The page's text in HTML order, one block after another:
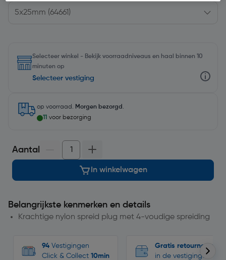
Selecteer winkel - Bekijk voorraadniveaus en haal binnen 10
minuten op
Selecteer vestiging
op voorraad. Morgen bezorgd .
11 voor bezorging
Aantal
In winkelwagen
Belangrijkste kenmerken en details
Krachtige nylon spreid plug met 4-voudige spreiding
94 Vestigingen
Click & Collect 10min
Gratis retourneren
in de vestigingen